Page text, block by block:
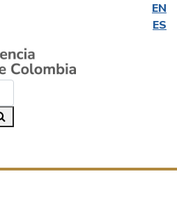
EN
ES